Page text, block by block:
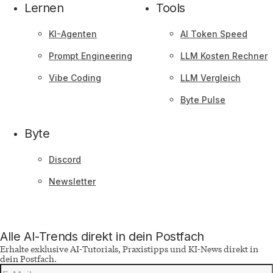
Lernen
KI-Agenten
Prompt Engineering
Vibe Coding
Tools
AI Token Speed
LLM Kosten Rechner
LLM Vergleich
Byte Pulse
Byte
Discord
Newsletter
Alle AI-Trends direkt in dein Postfach
Erhalte exklusive AI-Tutorials, Praxistipps und KI-News direkt in
dein Postfach.
Deine